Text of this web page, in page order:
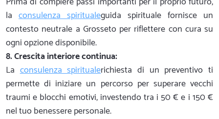
la consulenza spiritualeguida spirituale fornisce un
contesto neutrale a Grosseto per riflettere con cura su
ogni opzione disponibile.
8. Crescita interiore continua:
Laconsulenza spiritualerichiesta di un preventivo ti
permette di iniziare un percorso per superare vecchi
traumi e blocchi emotivi, investendo tra i 50 € e i 150 €
nel tuo benessere personale.